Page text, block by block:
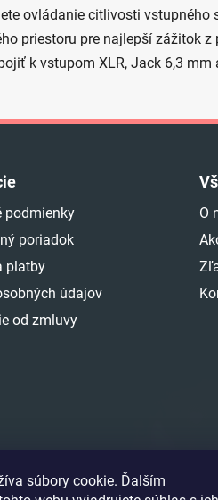
súbory cookie. Ďalším
ovládanie citlivosti
priestoru pre najlepší
k vstupom XLR, Jack 6,3
podmienky
poriadok
platby
údajov
od zmluvy
O